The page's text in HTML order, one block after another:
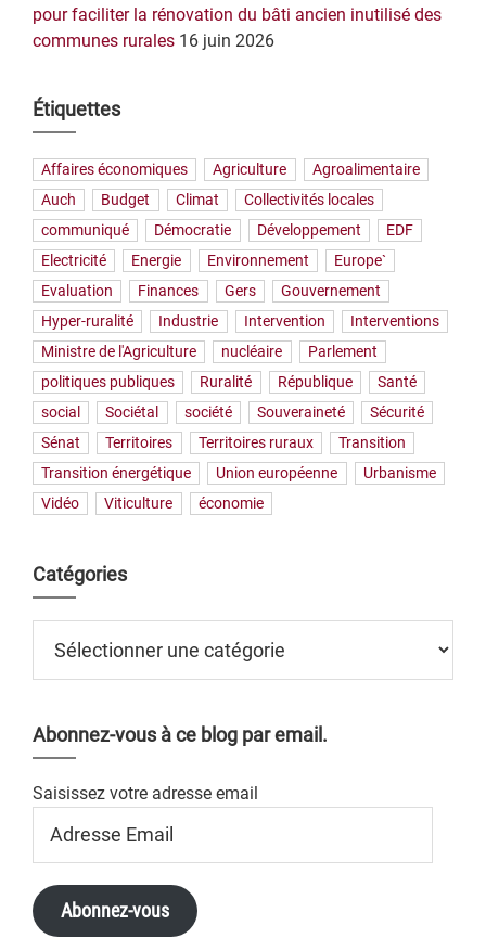
pour faciliter la rénovation du bâti ancien inutilisé des
communes rurales 16 juin 2026
Étiquettes
Affaires économiques Agriculture
Agroalimentaire
Auch
Budget Climat
Collectivités locales
communiqué
Démocratie Développement
EDF
Electricité
Energie Environnement
Europe`
Evaluation
Finances Gers
Gouvernement
Hyper-ruralité
Industrie Intervention
Interventions
Ministre de l'Agriculture
nucléaire
Parlement
politiques publiques
Ruralité République
Santé
social
Sociétal société Souveraineté
Sécurité
Sénat
Territoires Territoires ruraux
Transition
Transition énergétique
Union européenne
Urbanisme
Vidéo
Viticulture économie
Catégories
Abonnez-vous à ce blog par email.
Saisissez votre adresse email
Email
Abonnez-vous